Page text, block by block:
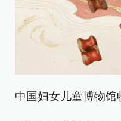
中国妇女儿童博物馆